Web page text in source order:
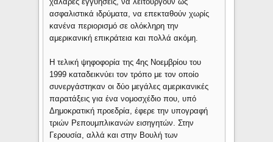
ασφαλιστικά ιδρύματα, να επεκταθούν χωρίς
κανένα περιορισμό σε ολόκληρη την
αμερικανική επικράτεια και πολλά ακόμη.
Η τελική ψηφοφορία της 4ης Νοεμβρίου του
1999 καταδεικνύει τον τρόπο με τον οποίο
συνεργάστηκαν οι δύο μεγάλες αμερικανικές
παρατάξεις για ένα νομοσχέδιο που, υπό
Δημοκρατική προεδρία, έφερε την υπογραφή
τριών Ρεπουμπλικανών εισηγητών. Στην
Γερουσία, αλλά και στην Βουλή των